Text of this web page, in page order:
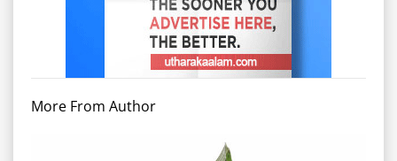
More From Author